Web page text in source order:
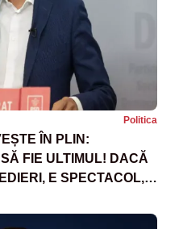
Politica
ÎN PLIN:
FIE ULTIMUL! DACĂ
E SPECTACOL,